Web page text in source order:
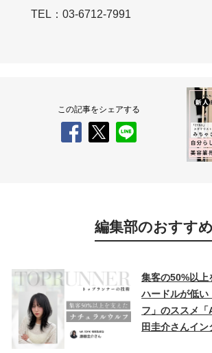
TEL：03-6712-7991
この記事をシェアする
編集部のおすすめ
集客の50%以上
ハードルが低い
フ」のススメ
田圭介さんイン